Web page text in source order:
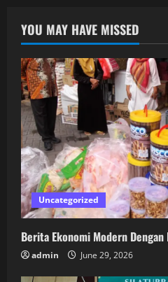
YOU MAY HAVE MISSED
Uncategorized
Berita Ekonomi Modern
admin June 29, 2026